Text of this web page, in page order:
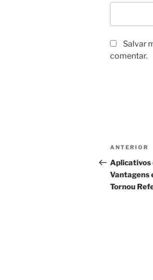
Salvar
comentar.
de
Post
Post
anterior
ANTERIOR
Aplicativos
Vantagens
Tornou